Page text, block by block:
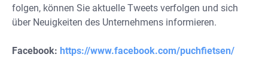
folgen, können Sie aktuelle Tweets verfolgen und sich
über Neuigkeiten des Unternehmens informieren.
Facebook: https://www.facebook.com/puchfietsen/